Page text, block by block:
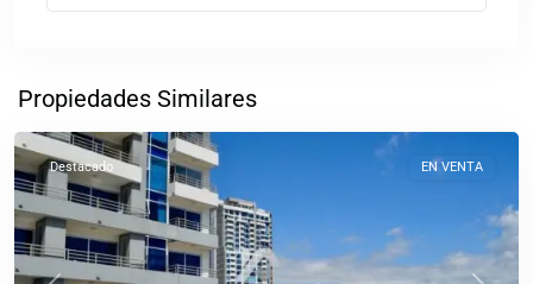
Propiedades Similares
Jose
Destacado EN VENTA